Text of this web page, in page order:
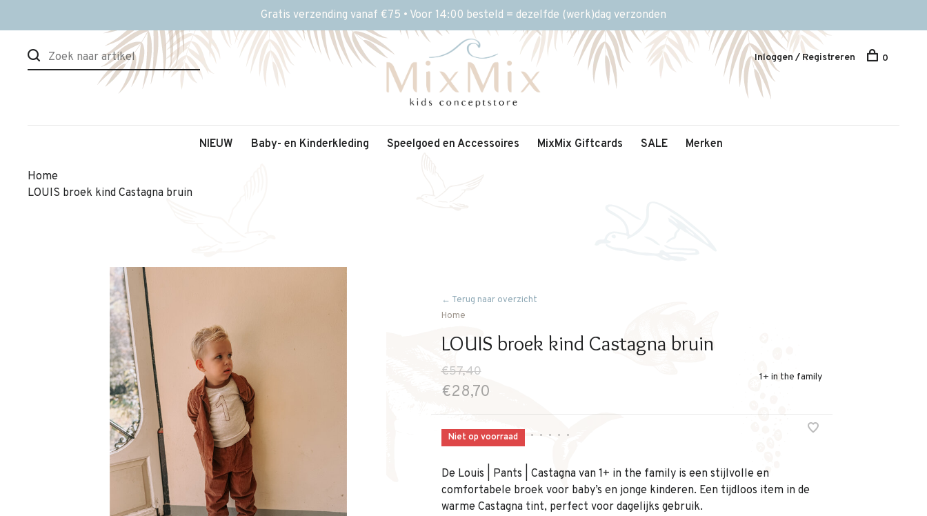
Gratis verzending vanaf €75 • Voor 14:00 besteld = dezelfde (werk)dag verzonden
NIEUW Baby- en Kinderkleding Speelgoed en Accessoires MixMix Giftcards SALE Merken
Inloggen / Registreren 0
Home
LOUIS broek kind Castagna bruin
← Terug naar overzicht
Home
LOUIS broek kind Castagna bruin
€57,40
€28,70
1+ in the family
Niet op voorraad • • • • •
De Louis | Pants | Castagna van 1+ in the family is een stijlvolle en
comfortabele broek voor baby’s en jonge kinderen. Een tijdloos item in de
warme Castagna tint, perfect voor dagelijks gebruik.